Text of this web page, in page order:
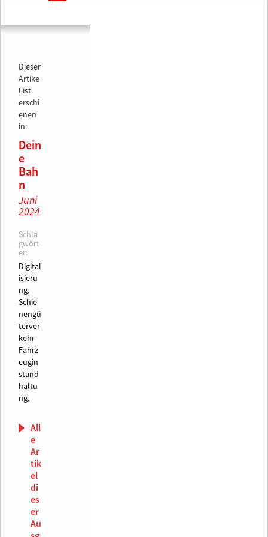
Dieser
Artike
l ist
erschi
enen
in:
Dein
e
Bah
n
Juni
2024
Schla
gwört
er:
Digital
isieru
ng,
Schie
nengü
terver
kehr
Fahrz
eugin
stand
haltu
ng,
All
e
Ar
tik
el
di
es
er
Au